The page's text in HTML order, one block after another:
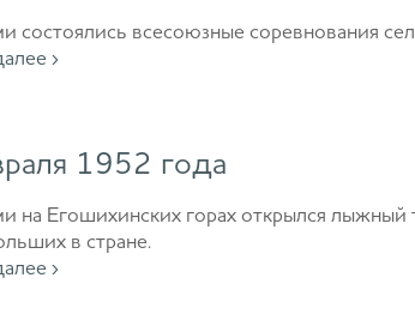
состоялись всесоюзные соревнования
›
1952 года
на Егошихинских горах открылся лыжный
в стране.
›